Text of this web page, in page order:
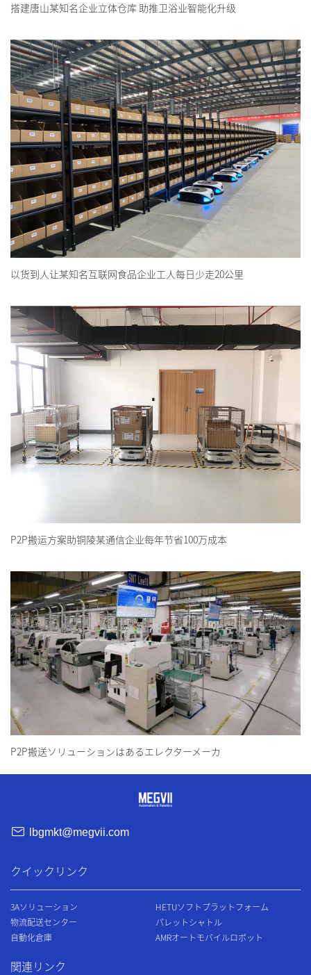
搭建唐山某知名企业立体仓库 助推卫浴业智能化升级
以货到人让某知名互联网食品企业工人每日少走20公里
P2P搬运方案助铜陵某通信企业每年节省100万成本
P2P搬送ソリューションはあるエレクターメーカ
lbgmkt@megvii.com
クイックリンク
3Aソリューション
物流配送センター
自動化倉庫
HETUソフトプラットフォーム
パレットシャトル
AMRオートモバイルロボット
関連リンク